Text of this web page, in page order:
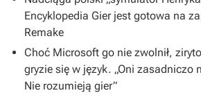
Encyklopedia Gier jest gotowa na
Remake
Choć Microsoft go nie zwolnił,
gryzie się w język. „Oni zasadniczo
Nie rozumieją gier”